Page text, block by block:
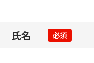
氏名 必須